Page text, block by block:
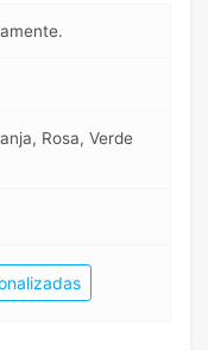
Rosa, Verde